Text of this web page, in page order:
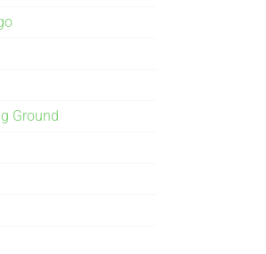
Ground